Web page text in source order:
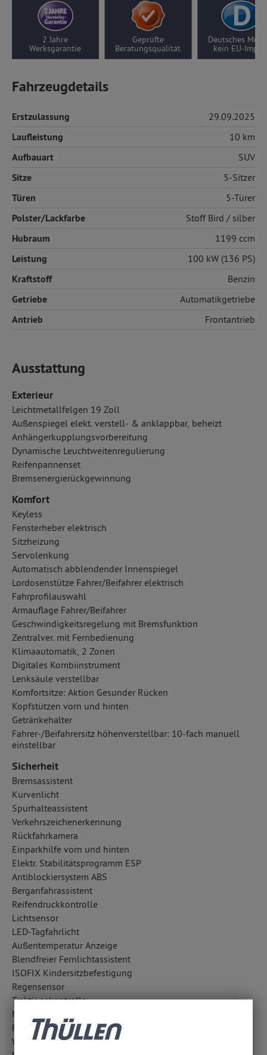
Geprüfte
Deutsches Modell,
kein EU-Import
10 Jahre Motor-/
Getriebegarantie
Fahrzeugdetails
Erstzulassung 29.09.2025
Laufleistung 10 km
Aufbauart SUV
Sitze 5-Sitzer
Türen 5-Türer
Polster/Lackfarbe StoffBird / silber
Hubraum 1199 ccm
Leistung 100 kW (136 PS)
Kraftstoff Benzin
Getriebe Automatikgetriebe
Antrieb Frontantrieb
Ausstattung
Exterieur
Leichtmetallfelgen 19 Zoll
Außenspiegel elekt. verstell- & anklappbar, beheizt
Anhängerkupplungsvorbereitung
Dynamische Leuchtweitenregulierung
Reifenpannenset
Bremsenergierückgewinnung
Komfort
Keyless
Fensterheber elektrisch
Sitzheizung
Servolenkung
Automatisch abblendender Innenspiegel
Lordosenstütze Fahrer/Beifahrer elektrisch
Fahrprofilauswahl
Armauflage Fahrer/Beifahrer
Geschwindigkeitsregelung mit Bremsfunktion
Zentralver. mit Fernbedienung
Klimaautomatik, 2 Zonen
Digitales Kombiinstrument
Lenksäule verstellbar
Komfortsitze: Aktion Gesunder Rücken
Kopfstützen vorn und hinten
Getränkehalter
Fahrer-/Beifahrersitz höhenverstellbar: 10-fach manuell
einstellbar
Sicherheit
Bremsassistent
Kurvenlicht
Spurhalteassistent
Verkehrszeichenerkennung
Rückfahrkamera
Einparkhilfe vorn und hinten
Elektr. Stabilitätsprogramm ESP
Antiblockiersystem ABS
Berganfahrassistent
Reifendruckkontrolle
Lichtsensor
LED-Tagfahrlicht
Außentemperatur Anzeige
Blendfreier Fernlichtassistent
ISOFIX Kindersitzbefestigung
Regensensor
Traktionskontrolle
Notrufsystem
Fußgängerschutzsystem
Wegfahrsperre